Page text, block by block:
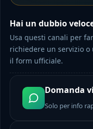
Hai un dubbio
Usa questi canali per
richiedere un servizio
il form ufficiale.
Domanda
Solo per info